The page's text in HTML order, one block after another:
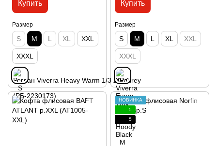
Купить
Размер
S M L XL XXL
XXXL
Купить
Размер
S M L XL XXL
XXXL
НОВИНКА
5
5